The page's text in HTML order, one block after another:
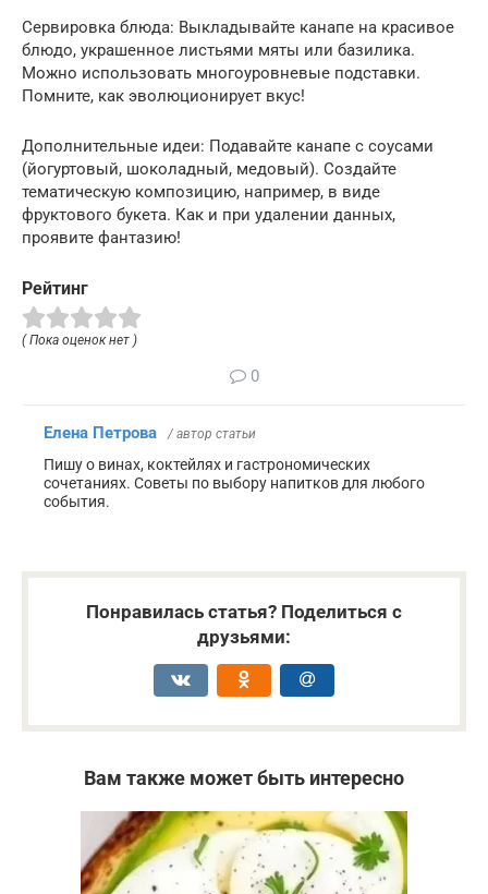
Сервировка блюда: Выкладывайте канапе на красивое
блюдо, украшенное листьями мяты или базилика.
Можно использовать многоуровневые подставки.
Помните, как эволюционирует вкус!
Дополнительные идеи: Подавайте канапе с соусами
(йогуртовый, шоколадный, медовый). Создайте
тематическую композицию, например, в виде
фруктового букета. Как и при удалении данных,
проявите фантазию!
Рейтинг
( Пока оценок нет )
0
Елена Петрова / автор статьи
Пишу о винах, коктейлях и гастрономических
сочетаниях. Советы по выбору напитков для любого
события.
Понравилась статья? Поделиться с
друзьями:
Вам также может быть интересно